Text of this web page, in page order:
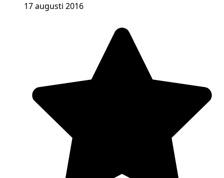
17 augusti 2016